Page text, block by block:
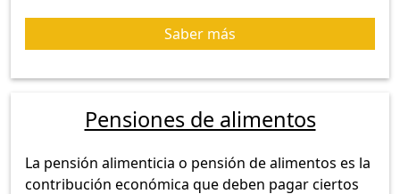
Saber más
Pensiones de alimentos
La pensión alimenticia o pensión de alimentos es la
contribución económica que deben pagar ciertos